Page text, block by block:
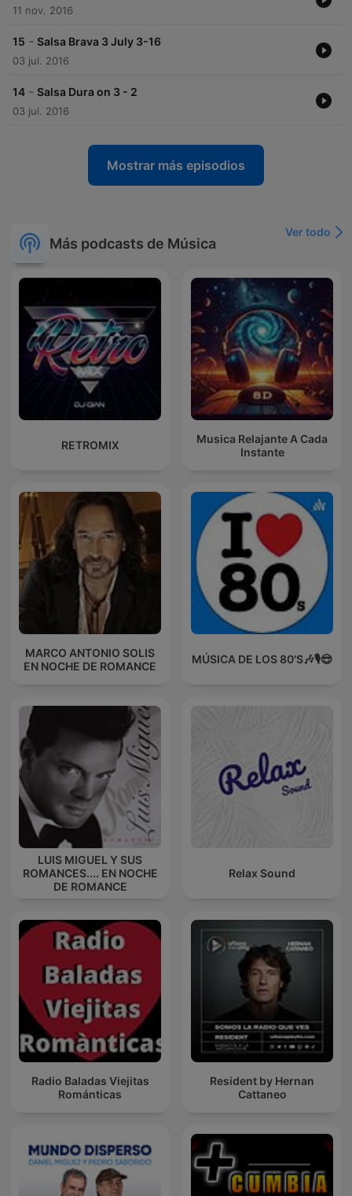
11 nov. 2016
15 - Salsa Brava 3 July 3-16
03 jul. 2016
14 - Salsa Dura on 3 - 2
03 jul. 2016
Mostrar más episodios
Más podcasts de Música
Ver todo
RETROMIX
Musica Relajante A Cada
Instante
MARCO ANTONIO SOLIS
EN NOCHE DE ROMANCE
MÚSICA DE LOS 80'S🎶🎙️😎
LUIS MIGUEL Y SUS
ROMANCES.... EN NOCHE
DE ROMANCE
Relax Sound
Radio Baladas Viejitas
Románticas
Resident by Hernan
Cattaneo